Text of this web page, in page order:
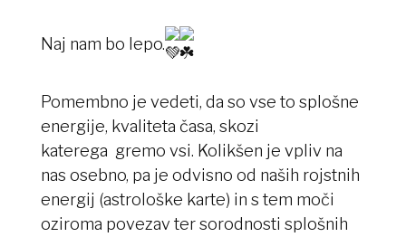
Naj nam bo lepo.
Pomembno je vedeti, da so vse to splošne
energije, kvaliteta časa, skozi
katerega gremo vsi. Kolikšen je vpliv na
nas osebno, pa je odvisno od naših rojstnih
energij (astrološke karte) in s tem moči
oziroma povezav ter sorodnosti splošnih